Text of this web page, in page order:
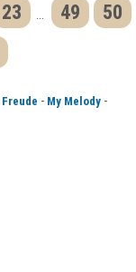
23 ... 49
50
Freude - My Melody-